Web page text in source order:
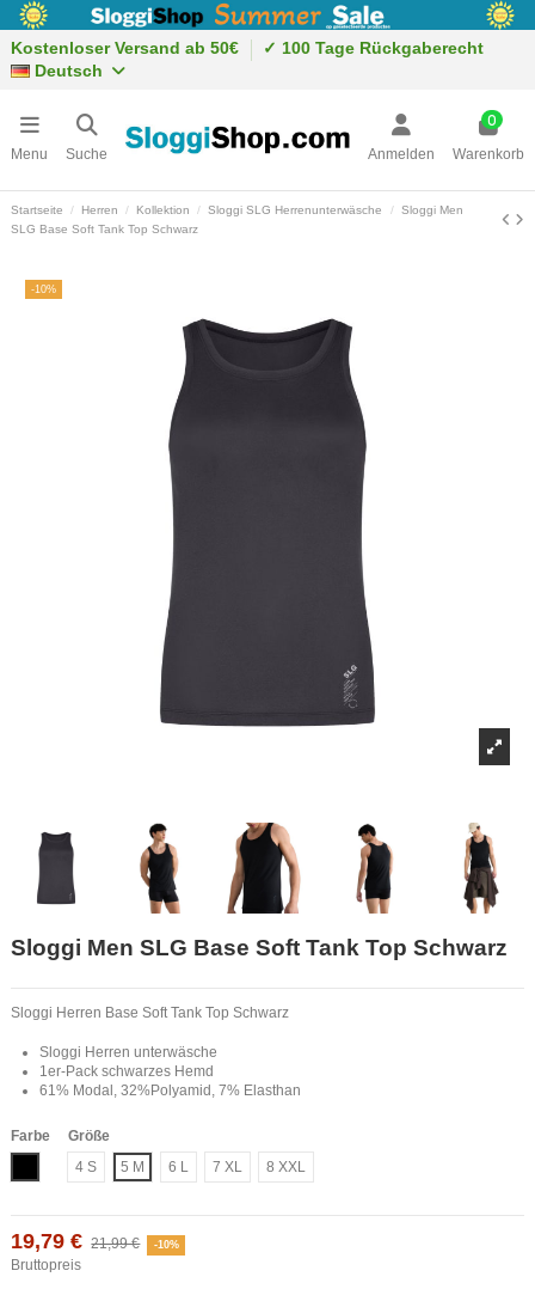
Kostenloser Versand ab 50€
✓ 100 Tage Rückgaberecht
Deutsch
Menu Suche Anmelden
0
Warenkorb
Startseite Herren Kollektion Sloggi SLG Herrenunterwäsche
Sloggi Men
SLG Base Soft Tank Top Schwarz
-10%
Sloggi Men SLG Base Soft Tank Top Schwarz
Sloggi Herren Base Soft Tank Top Schwarz
Sloggi Herren unterwäsche
1er-Pack schwarzes Hemd
61% Modal, 32%Polyamid, 7% Elasthan
Farbe
Schwarz
Größe
4 S
5 M 6 L 7 XL 8 XXL
19,79 € 21,99 € -10%
Bruttopreis